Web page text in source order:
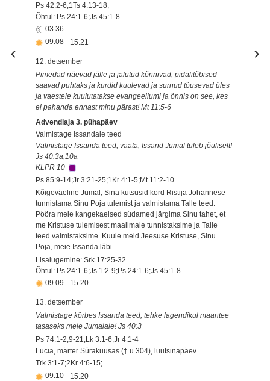
Ps 42:2-6;1Ts 4:13-18;
Õhtul: Ps 24:1-6;Js 45:1-8
03.36
09.08 - 15.21
12. detsember
Pimedad näevad jälle ja jalutud kõnnivad, pidalitõbised
saavad puhtaks ja kurdid kuulevad ja surnud tõusevad üles
ja vaestele kuulutatakse evangeeliumi ja õnnis on see, kes
ei pahanda ennast minu pärast! Mt 11:5-6
Advendiaja 3. pühapäev
Valmistage Issandale teed
Valmistage Issanda teed; vaata, Issand Jumal tuleb jõuliselt!
Js 40:3a,10a
KLPR 10
Ps 85:9-14;Jr 3:21-25;1Kr 4:1-5;Mt 11:2-10
Kõigeväeline Jumal, Sina kutsusid kord Ristija Johannese
tunnistama Sinu Poja tulemist ja valmistama Talle teed.
Pööra meie kangekaelsed südamed järgima Sinu tahet, et
me Kristuse tulemisest maailmale tunnistaksime ja Talle
teed valmistaksime. Kuule meid Jeesuse Kristuse, Sinu
Poja, meie Issanda läbi.
Lisalugemine: Srk 17:25-32
Õhtul: Ps 24:1-6;Js 1:2-9;Ps 24:1-6;Js 45:1-8
09.09 - 15.20
13. detsember
Valmistage kõrbes Issanda teed, tehke lagendikul maantee
tasaseks meie Jumalale! Js 40:3
Ps 74:1-2,9-21;Lk 3:1-6;Jr 4:1-4
Lucia, märter Sürakuusas († u 304), luutsinapäev
Trk 3:1-7;2Kr 4:6-15;
09.10 - 15.20